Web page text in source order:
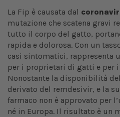
La Fip è causata dal
mutazione che scatena gravi
tutto il corpo del gatto,
rapida e dolorosa. Con un
casi sintomatici, rappresenta
per i proprietari di gatti e per
Nonostante la disponibilità
derivato del remdesivir, e la
farmaco non è approvato per
né in Europa. Il risultato è un